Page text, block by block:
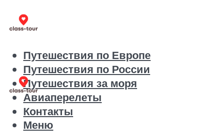
Путешествия по Европе
Путешествия по России
Путешествия за моря
Авиаперелеты
Контакты
Меню